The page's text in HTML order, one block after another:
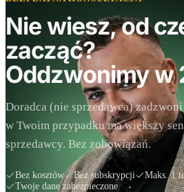
Nie wiesz, od
zacząć?
Oddzwonimy w
Doradca (nie sprzedawca)
w Twoim przypadku ma większy
sprzedawcy. Bez zobowiązań.
Bez kosztów Bez subskrypcji
Maks. 1
Twoje dane zabezpieczone